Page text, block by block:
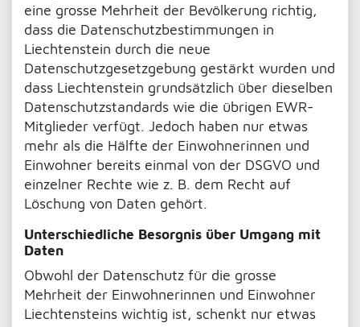
eine grosse Mehrheit der Bevölkerung richtig,
dass die Datenschutzbestimmungen in
Liechtenstein durch die neue
Datenschutzgesetzgebung gestärkt wurden und
dass Liechtenstein grundsätzlich über dieselben
Datenschutzstandards wie die übrigen EWR-
Mitglieder verfügt. Jedoch haben nur etwas
mehr als die Hälfte der Einwohnerinnen und
Einwohner bereits einmal von der DSGVO und
einzelner Rechte wie z. B. dem Recht auf
Löschung von Daten gehört.
Unterschiedliche Besorgnis über Umgang mit
Daten
Obwohl der Datenschutz für die grosse
Mehrheit der Einwohnerinnen und Einwohner
Liechtensteins wichtig ist, schenkt nur etwas